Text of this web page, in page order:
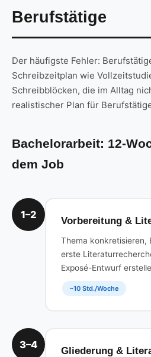
Berufstätige
Der häufigste Fehler:
Schreibzeitplan wie
Schreibblöcken, die im Alltag
realistischer Plan für
Bachelorarbeit: 12-
dem Job
1–2 Vorbereitung &
Thema konkretisieren,
erste
Exposé-Entwurf
~10 Std./Woche
3–4 Gliederung &